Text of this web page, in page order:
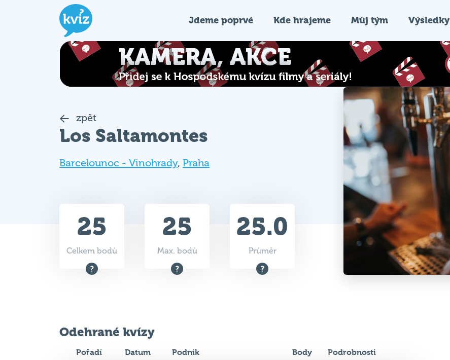
Jdeme poprvé Kde hrajeme Můj tým Výsledky
zpět
Los Saltamontes
Barcelounoc - Vinohrady, Praha
25
Celkem bodů
25
Max. bodů
25.0
Průměr
Odehrané kvízy
Pořadí Datum Podnik Body Podrobnosti